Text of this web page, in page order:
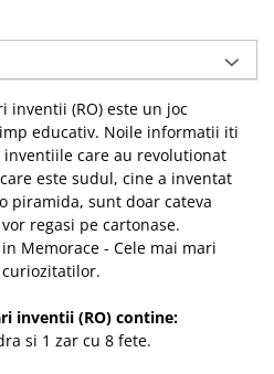
inventii (RO) este un joc
educativ. Noile informatii iti
care au revolutionat
este sudul, cine a inventat
piramida, sunt doar cateva
regasi pe cartonase.
Memorace - Cele mai mari
curiozitatilor.
inventii (RO) contine:
si 1 zar cu 8 fete.